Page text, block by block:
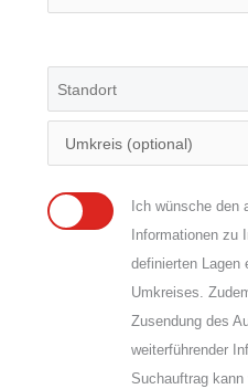
Ich wünsche den
Informationen zu
definierten Lagen
Umkreises.
Zusendung des
weiterführender
Suchauftrag